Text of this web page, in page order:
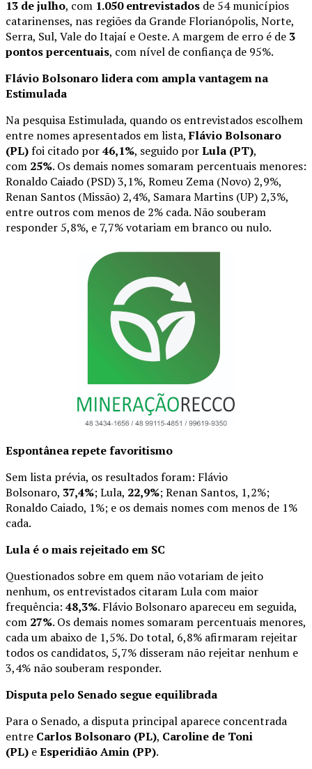
13 de julho, com 1.050 entrevistados de 54 municípios
catarinenses, nas regiões da Grande Florianópolis, Norte,
Serra, Sul, Vale do Itajaí e Oeste. A margem de erro é de 3
pontos percentuais, com nível de confiança de 95%.
Flávio Bolsonaro lidera com ampla vantagem na
Estimulada
Na pesquisa Estimulada, quando os entrevistados escolhem
entre nomes apresentados em lista,Flávio Bolsonaro
(PL)foi citado por46,1%, seguido porLula (PT),
com 25%. Os demais nomes somaram percentuais menores:
Ronaldo Caiado (PSD) 3,1%, Romeu Zema (Novo) 2,9%,
Renan Santos (Missão) 2,4%, Samara Martins (UP) 2,3%,
entre outros com menos de 2% cada. Não souberam
responder 5,8%, e 7,7% votariam em branco ou nulo.
Espontânea repete favoritismo
Sem lista prévia, os resultados foram: Flávio
Bolsonaro, 37,4%; Lula, 22,9%; Renan Santos, 1,2%;
Ronaldo Caiado, 1%; e os demais nomes com menos de 1%
cada.
Lula é o mais rejeitado em SC
Questionados sobre em quem não votariam de jeito
nenhum, os entrevistados citaram Lula com maior
frequência: 48,3%. Flávio Bolsonaro apareceu em seguida,
com 27%. Os demais nomes somaram percentuais menores,
cada um abaixo de 1,5%. Do total, 6,8% afirmaram rejeitar
todos os candidatos, 5,7% disseram não rejeitar nenhum e
3,4% não souberam responder.
Disputa pelo Senado segue equilibrada
Para o Senado, a disputa principal aparece concentrada
entre Carlos Bolsonaro (PL), Caroline de Toni
(PL) eEsperidião Amin (PP).